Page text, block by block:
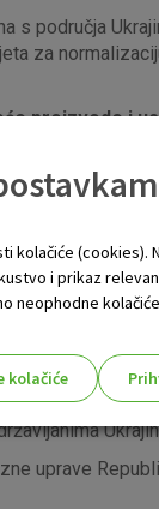
s područja
za
proizvode i
u kunama
po
u EUR valuti i
uprave
kolačiće (cookies).
i prikaz
neophodne
kolačiće